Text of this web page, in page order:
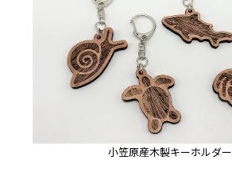
小笠原産木製キーホルダー